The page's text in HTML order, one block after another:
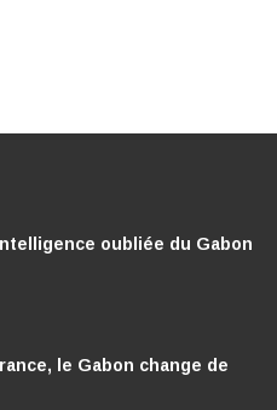
oubliée du Gabon
le Gabon change de